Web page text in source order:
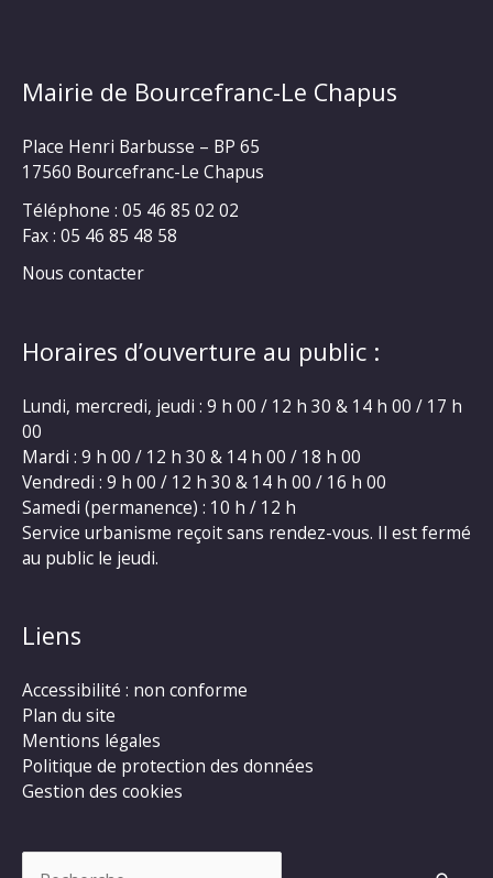
Mairie de Bourcefranc-Le Chapus
Place Henri Barbusse – BP 65
17560 Bourcefranc-Le Chapus
Téléphone : 05 46 85 02 02
Fax : 05 46 85 48 58
Nous contacter
Horaires d’ouverture au public :
Lundi, mercredi, jeudi : 9 h 00 / 12 h 30 & 14 h 00 / 17 h
00
Mardi : 9 h 00 / 12 h 30 & 14 h 00 / 18 h 00
Vendredi : 9 h 00 / 12 h 30 & 14 h 00 / 16 h 00
Samedi (permanence) : 10 h / 12 h
Service urbanisme reçoit sans rendez-vous. Il est fermé
au public le jeudi.
Liens
Accessibilité : non conforme
Plan du site
Mentions légales
Politique de protection des données
Gestion des cookies